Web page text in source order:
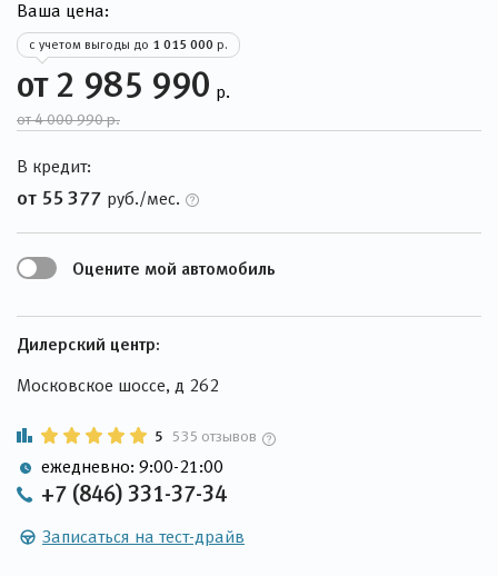
Ваша цена:
с учетом выгоды до 1 015 000 р.
от 2 985 990 р.
от 4 000 990 р.
В кредит:
от 55 377 руб./мес.
Оцените мой автомобиль
Дилерский центр:
Московское шоссе, д 262
5 535 отзывов
ежедневно: 9:00-21:00
+7 (846) 331-37-34
Записаться на тест-драйв